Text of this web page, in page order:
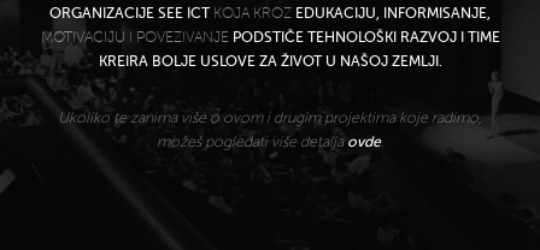
ORGANIZACIJE SEE ICTKOJA KROZ EDUKACIJU, INFORMISANJE,
MOTIVACIJU I POVEZIVANJE PODSTIČE TEHNOLOŠKI RAZVOJ I TIME
KREIRA BOLJE USLOVE ZA ŽIVOT U NAŠOJ ZEMLJI.
Ukoliko te zanima više o ovom i drugim projektima koje radimo,
možeš pogledati više detalja ovde.